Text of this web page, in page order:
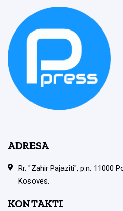
ADRESA
Rr. "Zahir Pajaziti", p.n. 11000
Kosovës.
KONTAKTI